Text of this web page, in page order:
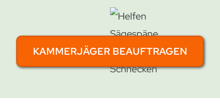
KAMMERJÄGER BEAUFTRAGEN